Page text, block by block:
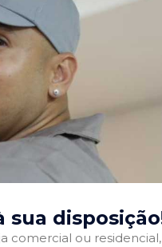
sua
comercial ou residencial,